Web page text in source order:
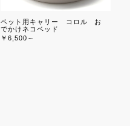
ペット用キャリー コロル お
でかけネコベッド
￥6,500～